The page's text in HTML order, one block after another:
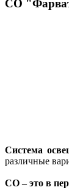
СО
Система
различные
СО – это в